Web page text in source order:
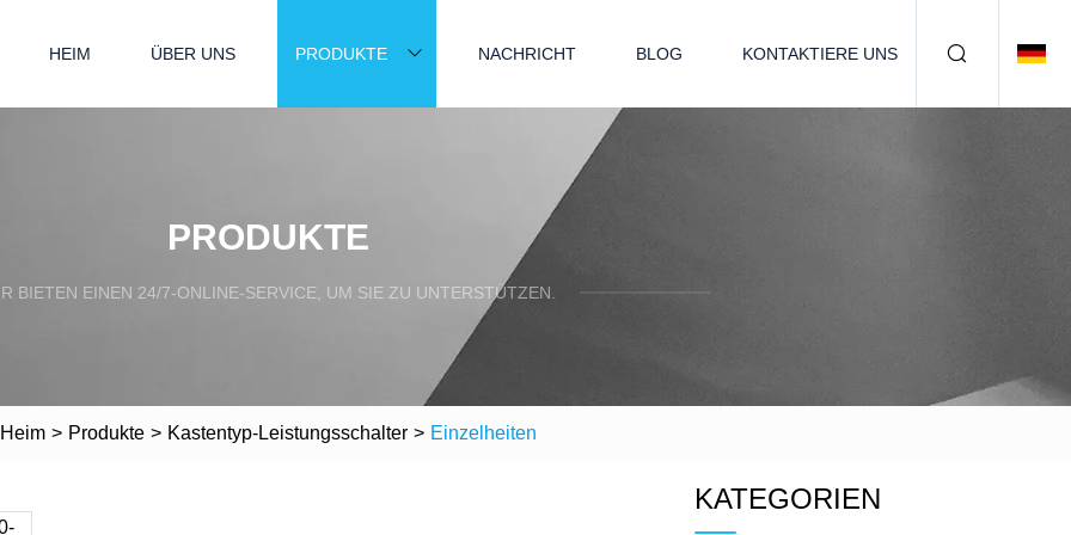
HEIM ÜBER UNS PRODUKTE NACHRICHT BLOG KONTAKTIERE UNS
PRODUKTE
BIETEN EINEN 24/7-ONLINE-SERVICE, UM SIE ZU UNTERSTÜTZEN.
Heim > Produkte > Kastentyp-Leistungsschalter > Einzelheiten
KATEGORIEN